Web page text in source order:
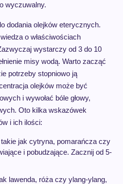
wyczuwalny.
dodania olejków eterycznych.
o właściwościach
wystarczy od 3 do 10
misy wodą. Warto zacząć
potrzeby stopniowo ją
olejków może być
i wywołać bóle głowy,
Oto kilka wskazówek
i ich ilości:
jak cytryna, pomarańcza czy
i pobudzające. Zacznij od 5-
lawenda, róża czy ylang-ylang,